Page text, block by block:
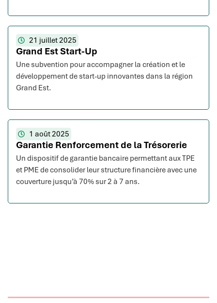
21 juillet 2025
Grand Est Start-Up
Une subvention pour accompagner la création et le
développement de start-up innovantes dans la région
Grand Est.
1 août 2025
Garantie Renforcement de la Trésorerie
Un dispositif de garantie bancaire permettant aux TPE
et PME de consolider leur structure financière avec une
couverture jusqu’à 70% sur 2 à 7 ans.